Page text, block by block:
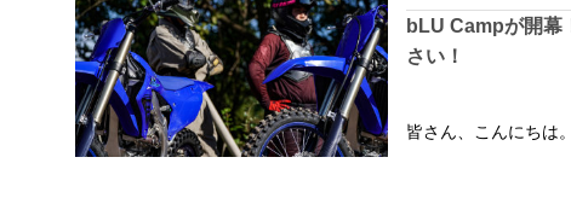
bLU Campが開
さい！
皆さん、こんにちは